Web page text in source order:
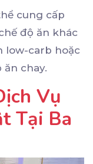
cung cấp
độ ăn khác
low-carb hoặc
chay.
Vụ
Tại Ba